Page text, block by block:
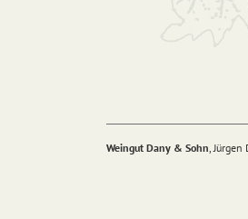
Weingut Dany & Sohn,